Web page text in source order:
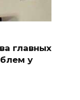
главных
у